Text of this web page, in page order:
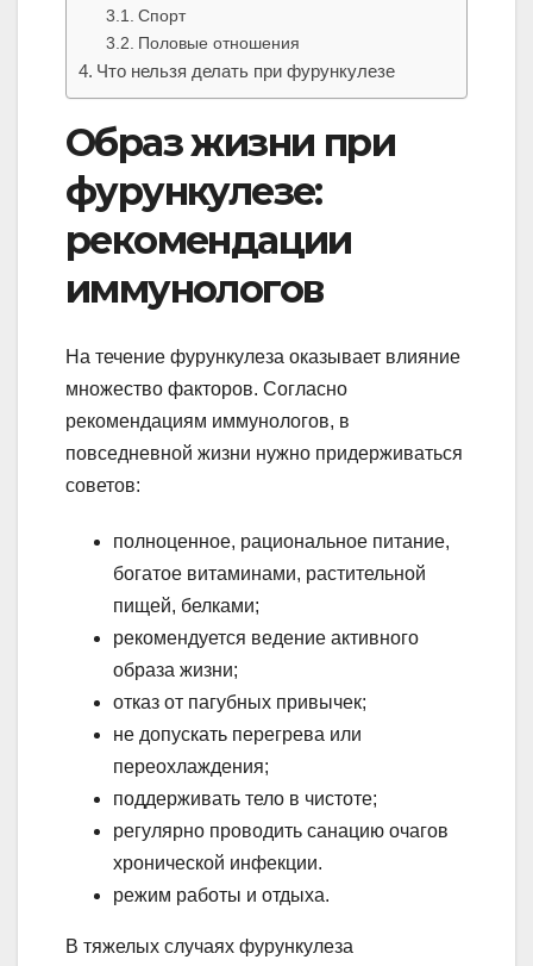
Спорт
Половые отношения
Что нельзя делать при фурункулезе
Образ жизни при
фурункулезе:
рекомендации
иммунологов
На течение фурункулеза оказывает влияние
множество факторов. Согласно
рекомендациям иммунологов, в
повседневной жизни нужно придерживаться
советов:
полноценное, рациональное питание,
богатое витаминами, растительной
пищей, белками;
рекомендуется ведение активного
образа жизни;
отказ от пагубных привычек;
не допускать перегрева или
переохлаждения;
поддерживать тело в чистоте;
регулярно проводить санацию очагов
хронической инфекции.
режим работы и отдыха.
В тяжелых случаях фурункулеза